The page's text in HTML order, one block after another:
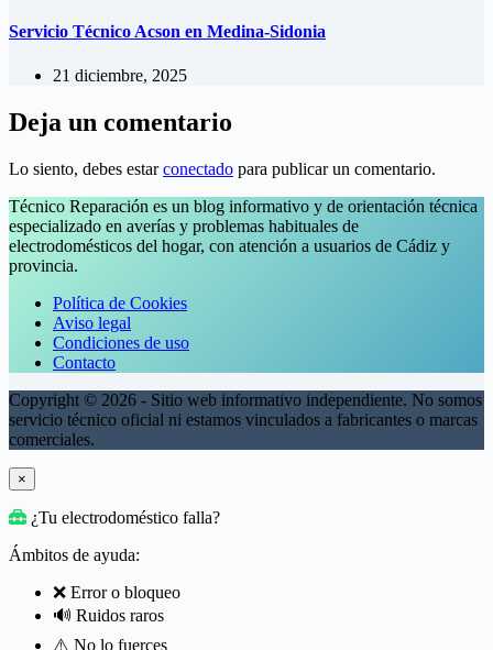
Servicio Técnico Acson en Medina-Sidonia
21 diciembre, 2025
Deja un comentario
Lo siento, debes estarconectado para publicar un comentario.
Técnico Reparación es un blog informativo y de orientación técnica
especializado en averías y problemas habituales de
electrodomésticos del hogar, con atención a usuarios de Cádiz y
provincia.
Política de Cookies
Aviso legal
Condiciones de uso
Contacto
Copyright © 2026 - Sitio web informativo independiente. No somos
servicio técnico oficial ni estamos vinculados a fabricantes o marcas
comerciales.
×
¿Tu electrodoméstico falla?
Ámbitos de ayuda:
❌ Error o bloqueo
🔊 Ruidos raros
⚠️ No lo fuerces